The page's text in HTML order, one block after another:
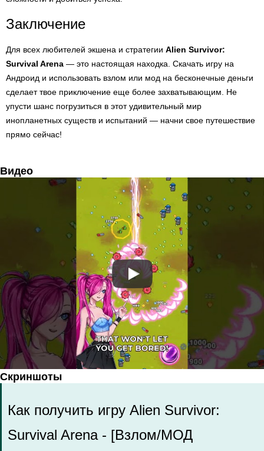
Заключение
Для всех любителей экшена и стратегии Alien Survivor:
Survival Arena — это настоящая находка. Скачать игру на
Андроид и использовать взлом или мод на бесконечные деньги
сделает твое приключение еще более захватывающим. Не
упусти шанс погрузиться в этот удивительный мир
инопланетных существ и испытаний — начни свое путешествие
прямо сейчас!
Видео
Скриншоты
Как получить игру Alien Survivor:
Survival Arena - [Взлом/МОД